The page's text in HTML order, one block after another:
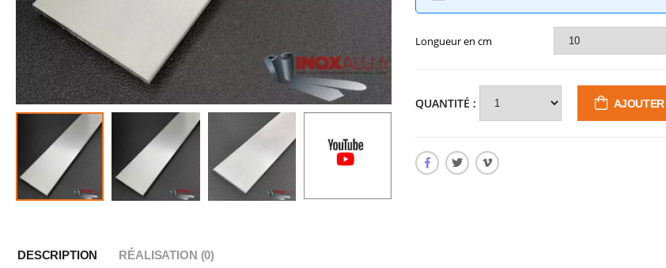
QUANTITÉ :
DESCRIPTION RÉALISATION (0)